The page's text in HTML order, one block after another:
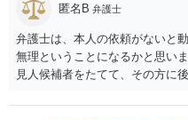
匿名B 弁護士
弁護士は、本人の依頼がないと
無理ということになるかと思い
見人候補者をたてて、その方に